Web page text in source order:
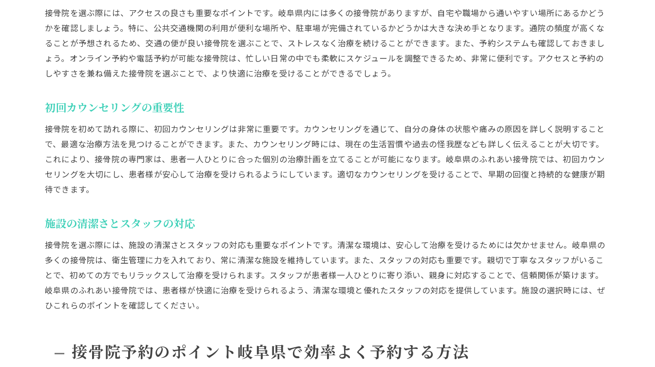
接骨院を選ぶ際には、アクセスの良さも重要なポイントです。岐阜県内には多くの接骨院がありますが、自宅や職場から通いやすい場所にあるかどう
かを確認しましょう。特に、公共交通機関の利用が便利な場所や、駐車場が完備されているかどうかは大きな決め手となります。通院の頻度が高くな
ることが予想されるため、交通の便が良い接骨院を選ぶことで、ストレスなく治療を続けることができます。また、予約システムも確認しておきまし
ょう。オンライン予約や電話予約が可能な接骨院は、忙しい日常の中でも柔軟にスケジュールを調整できるため、非常に便利です。アクセスと予約の
しやすさを兼ね備えた接骨院を選ぶことで、より快適に治療を受けることができるでしょう。
初回カウンセリングの重要性
接骨院を初めて訪れる際に、初回カウンセリングは非常に重要です。カウンセリングを通じて、自分の身体の状態や痛みの原因を詳しく説明すること
で、最適な治療方法を見つけることができます。また、カウンセリング時には、現在の生活習慣や過去の怪我歴なども詳しく伝えることが大切です。
これにより、接骨院の専門家は、患者一人ひとりに合った個別の治療計画を立てることが可能になります。岐阜県のふれあい接骨院では、初回カウン
セリングを大切にし、患者様が安心して治療を受けられるようにしています。適切なカウンセリングを受けることで、早期の回復と持続的な健康が期
待できます。
施設の清潔さとスタッフの対応
接骨院を選ぶ際には、施設の清潔さとスタッフの対応も重要なポイントです。清潔な環境は、安心して治療を受けるためには欠かせません。岐阜県の
多くの接骨院は、衛生管理に力を入れており、常に清潔な施設を維持しています。また、スタッフの対応も重要です。親切で丁寧なスタッフがいるこ
とで、初めての方でもリラックスして治療を受けられます。スタッフが患者様一人ひとりに寄り添い、親身に対応することで、信頼関係が築けます。
岐阜県のふれあい接骨院では、患者様が快適に治療を受けられるよう、清潔な環境と優れたスタッフの対応を提供しています。施設の選択時には、ぜ
ひこれらのポイントを確認してください。
接骨院予約のポイント岐阜県で効率よく予約する方法